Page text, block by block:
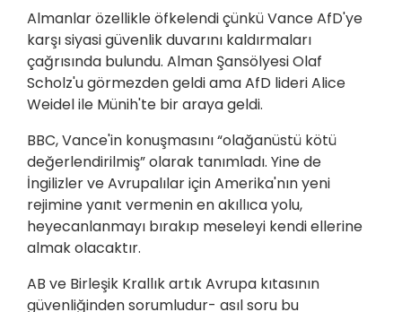
Almanlar özellikle öfkelendi çünkü Vance AfD'ye
karşı siyasi güvenlik duvarını kaldırmaları
çağrısında bulundu. Alman Şansölyesi Olaf
Scholz'u görmezden geldi ama AfD lideri Alice
Weidel ile Münih'te bir araya geldi.
BBC, Vance'in konuşmasını “olağanüstü kötü
değerlendirilmiş” olarak tanımladı. Yine de
İngilizler ve Avrupalılar için Amerika'nın yeni
rejimine yanıt vermenin en akıllıca yolu,
heyecanlanmayı bırakıp meseleyi kendi ellerine
almak olacaktır.
AB ve Birleşik Krallık artık Avrupa kıtasının
güvenliğinden sorumludur- asıl soru bu